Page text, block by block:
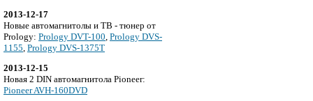
2013-12-17
Новые автомагнитолы и ТВ - тюнер от
Prology: Prology DVT-100 Prology DVS-
1155 Prology DVS-1375T
2013-12-15
Новая 2 DIN автомагнитола Pioneer:
Pioneer AVH-160DVD